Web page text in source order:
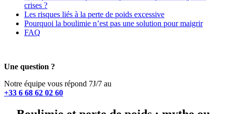
crises ?
Les risques liés à la perte de poids excessive
Pourquoi la boulimie n’est pas une solution pour maigrir
FAQ
Une question ?
Notre équipe vous répond 7J/7 au
+33 6 68 62 02 60